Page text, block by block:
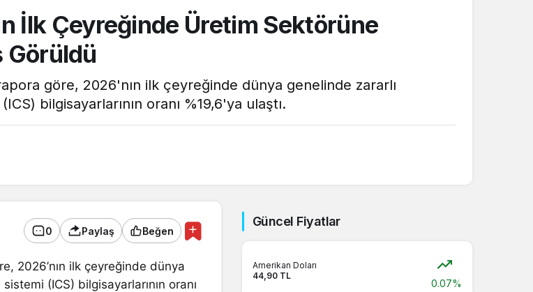
Gündüz Modu
Gündüz modunu seçin.
Gece modunu seçin.
Sistem Modu
İlk Çeyreğinde Üretim Sektörüne
Görüldü
göre, 2026'nın ilk çeyreğinde dünya genelinde zararlı
bilgisayarlarının oranı %19,6'ya ulaştı.
0 Paylaş Beğen
2026’nın ilk çeyreğinde dünya
(ICS) bilgisayarlarının oranı
Güncel Fiyatlar
Amerikan Doları
44,90 TL
0.07%